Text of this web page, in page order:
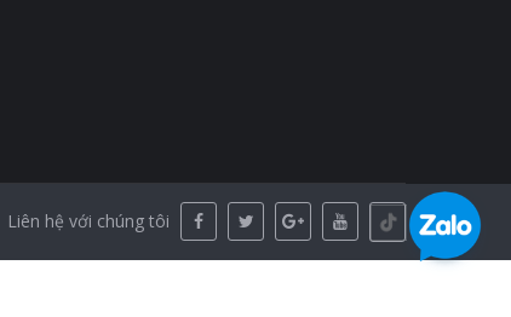
Liên hệ với chúng tôi